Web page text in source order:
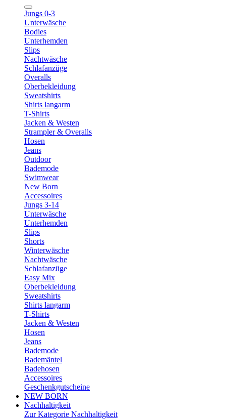
Jungs 0-3
Unterwäsche
Bodies
Unterhemden
Slips
Nachtwäsche
Schlafanzüge
Overalls
Oberbekleidung
Sweatshirts
Shirts langarm
T-Shirts
Jacken & Westen
Strampler & Overalls
Hosen
Jeans
Outdoor
Bademode
Swimwear
New Born
Accessoires
Jungs 3-14
Unterwäsche
Unterhemden
Slips
Shorts
Winterwäsche
Nachtwäsche
Schlafanzüge
Easy Mix
Oberbekleidung
Sweatshirts
Shirts langarm
T-Shirts
Jacken & Westen
Hosen
Jeans
Bademode
Bademäntel
Badehosen
Accessoires
Geschenkgutscheine
NEW BORN
Nachhaltigkeit
Zur Kategorie Nachhaltigkeit